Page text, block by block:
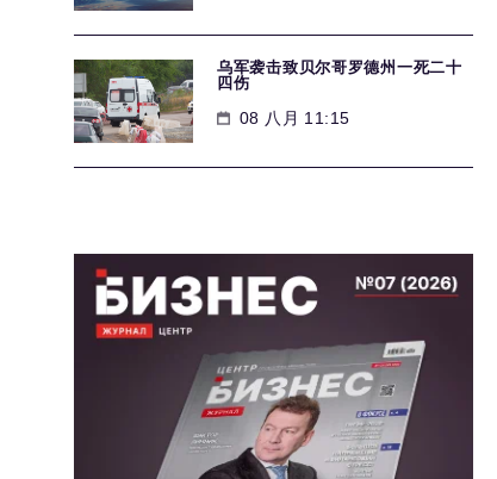
乌军袭击致贝尔哥罗德州一死二十
四伤
08 八月 11:15